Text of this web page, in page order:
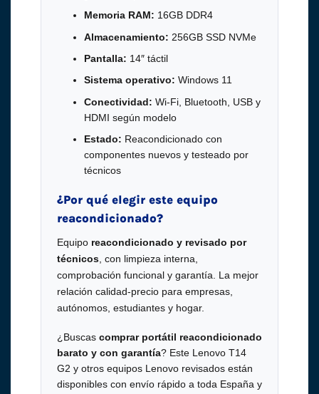
Memoria RAM: 16GB DDR4
Almacenamiento: 256GB SSD NVMe
Pantalla: 14″ táctil
Sistema operativo: Windows 11
Conectividad: Wi-Fi, Bluetooth, USB y
HDMI según modelo
Estado: Reacondicionado con
componentes nuevos y testeado por
técnicos
¿Por qué elegir este equipo
reacondicionado?
Equipo reacondicionado y revisado por
técnicos, con limpieza interna,
comprobación funcional y garantía. La mejor
relación calidad-precio para empresas,
autónomos, estudiantes y hogar.
¿Buscas comprar portátil reacondicionado
barato y con garantía? Este Lenovo T14
G2 y otros equipos Lenovo revisados están
disponibles con envío rápido a toda España y